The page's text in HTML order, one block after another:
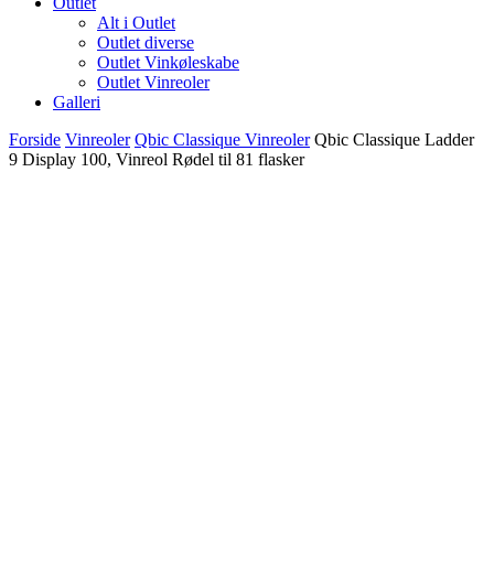
Alt i Outlet
Outlet diverse
Outlet Vinkøleskabe
Outlet Vinreoler
Galleri
Forside Vinreoler Qbic Classique Vinreoler Qbic Classique Ladder
9 Display 100, Vinreol Rødel til 81 flasker